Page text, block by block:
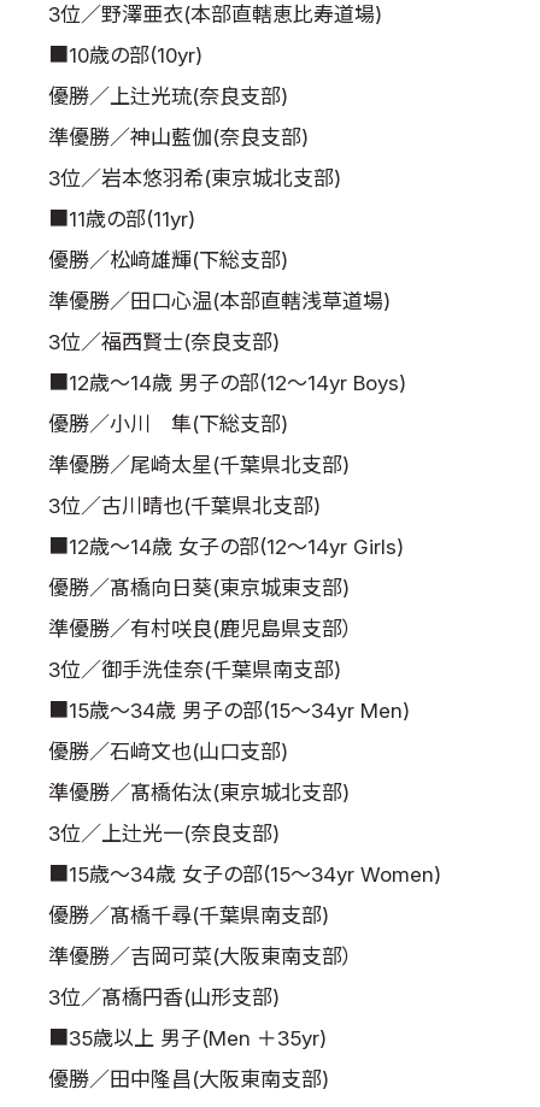
よくある質問
プライバシーポリシー
サイトマップ
Language
English
3位／野澤亜衣(本部直轄恵比寿道場)
■10歳の部(10yr)
優勝／上辻光琉(奈良支部)
準優勝／神山藍伽(奈良支部)
3位／岩本悠羽希(東京城北支部)
■11歳の部(11yr)
優勝／松﨑雄輝(下総支部)
準優勝／田口心温(本部直轄浅草道場)
3位／福西賢士(奈良支部)
■12歳～14歳 男子の部(12～14yr Boys)
優勝／小川 隼(下総支部)
準優勝／尾崎太星(千葉県北支部)
3位／古川晴也(千葉県北支部)
■12歳～14歳 女子の部(12～14yr Girls)
優勝／髙橋向日葵(東京城東支部)
準優勝／有村咲良(鹿児島県支部）
3位／御手洗佳奈(千葉県南支部)
■15歳～34歳 男子の部(15～34yr Men)
優勝／石﨑文也(山口支部)
準優勝／髙橋佑汰(東京城北支部)
3位／上辻光一(奈良支部)
■15歳～34歳 女子の部(15～34yr Women)
優勝／髙橋千尋(千葉県南支部)
準優勝／吉岡可菜(大阪東南支部）
3位／髙橋円香(山形支部)
■35歳以上 男子(Men ＋35yr)
優勝／田中隆昌(大阪東南支部)